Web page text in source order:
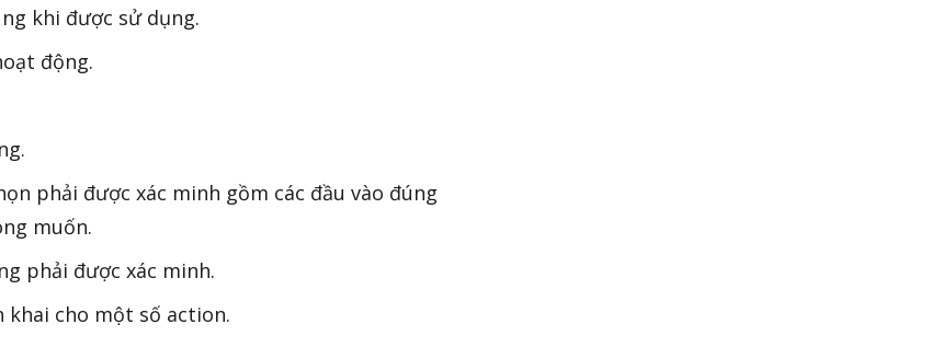
khi được sử dụng.
động.
phải được xác minh gồm các đầu vào đúng
muốn.
phải được xác minh.
khai cho một số action.